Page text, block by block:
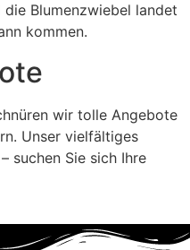
Blumenzwiebel landet
kommen.
wir tolle Angebote
Unser vielfältiges
suchen Sie sich Ihre